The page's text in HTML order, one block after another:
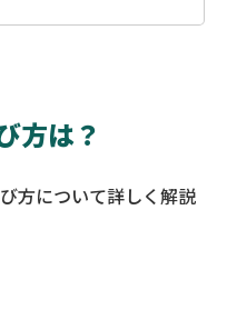
方は？
方について詳しく解説